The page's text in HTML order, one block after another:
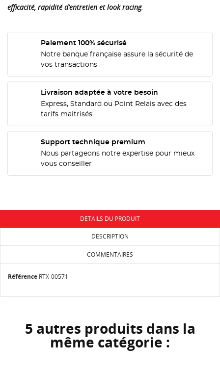
efficacité, rapidité d’entretien et look racing.
Paiement 100% sécurisé
Notre banque française assure la sécurité de
vos transactions
Livraison adaptée à votre besoin
Express, Standard ou Point Relais avec des
tarifs maitrisés
Support technique premium
Nous partageons notre expertise pour mieux
vous conseiller
DÉTAILS DU PRODUIT
DESCRIPTION
COMMENTAIRES
Référence RTX-00571
5 autres produits dans la
même catégorie :
MES LISTES
add_circle_outline Créer une nouvelle liste
CRÉER UNE LISTE D'ENVIES
NOM DE LA LISTE D'ENVIES
Annuler
CONNEXION
Vous devez être connecté pour ajouter des produits
Annuler Connexion